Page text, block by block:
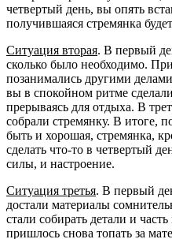
четвертый день, вы опять
получившаяся стремянка
Ситуация вторая. В первый
сколько было необходимо.
позанимались другими
вы в спокойном ритме
прерываясь для отдыха. В
собрали стремянку. В итоге,
быть и хорошая, стремянка,
сделать что-то в четвертый
силы, и настроение.
Ситуация третья. В первый
достали материалы
стали собирать детали и
пришлось снова топать за